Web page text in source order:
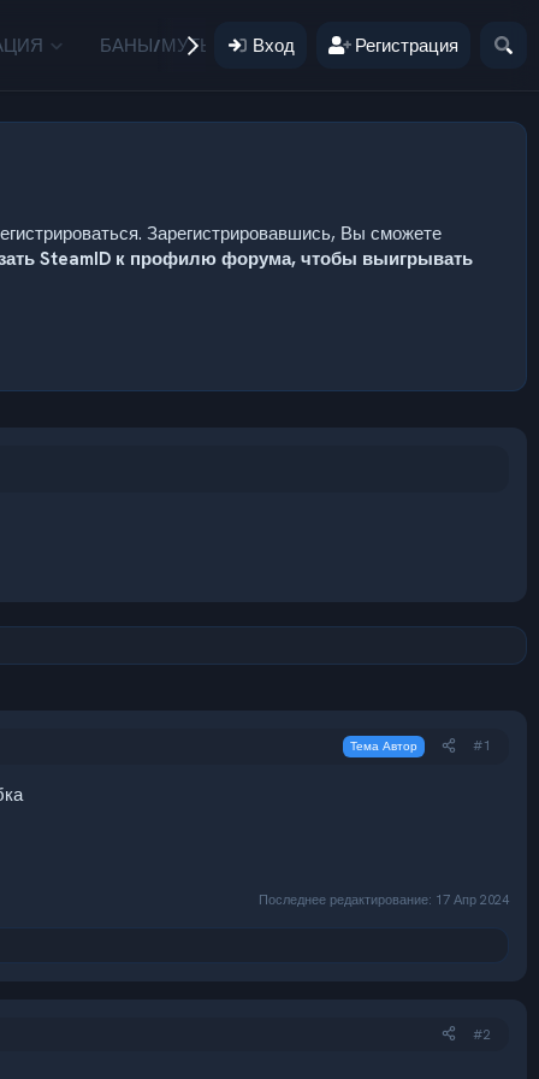
БАНЫ/МУТЫ ПОЖЕРТВОВАНИЯ
Вход Регистрация
Зарегистрировавшись, Вы сможете
SteamID к профилю форума, чтобы выигрывать
Тема Автор #1
Последнее редактирование: 17 Апр 2024
#2